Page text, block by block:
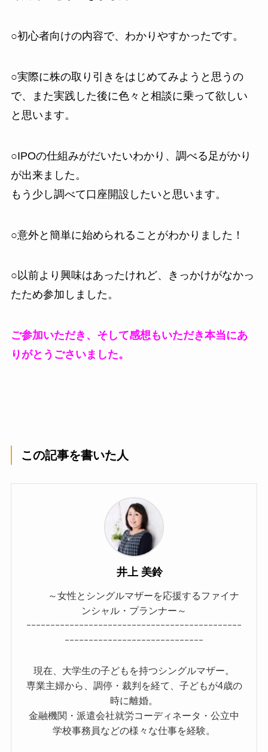
○初心者向けの内容で、わかりやすかったです。
○実際に株の取り引きをはじめてみようと思うの
で、また実践した後に色々と相談に乗って欲しい
と思います。
○IPOの仕組みがだいたいわかり、調べる足がかり
が出来ました。
もう少し調べて口座開設したいと思います。
○意外と簡単に始められることがわかりました！
○以前より興味はあったけれど、きっかけがなかっ
たため参加しました。
ご参加いただき、そして感想もいただき本当にあ
りがとうごさいました。
この記事を書いた人
井上 美鈴
～女性とシングルマザーを応援するファイナ
ンシャル・プランナー～
ｰｰｰｰｰｰｰｰｰｰｰｰｰｰｰｰｰｰｰｰｰｰｰｰｰｰｰｰｰｰｰｰｰｰｰｰｰｰｰｰｰｰｰｰｰ
ｰｰｰｰｰｰｰｰｰｰｰｰｰｰｰｰｰｰｰｰｰｰｰｰｰｰｰｰｰ
現在、大学生の子どもを持つシングルマザー。
専業主婦から、調停・裁判を経て、子どもが4歳の
時に離婚。
金融機関・派遣会社就労コーディネータ・公立中
学校事務員などの様々な仕事を経験。